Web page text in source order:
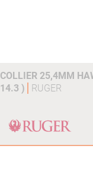
COLLIER 25,4MM
14.3 )
RUGER